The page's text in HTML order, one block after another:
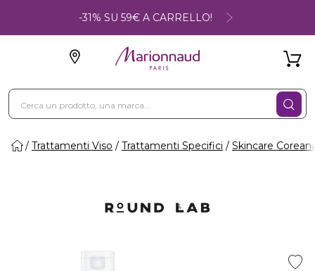
-31% SU 59€ A CARRELLO!
Trattamenti Viso Trattamenti Specifici Skincare